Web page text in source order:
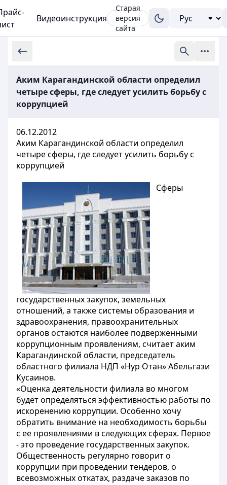
Видеоинструкция
Старая
версия
сайта
Аким Карагандинской области определил
четыре сферы, где следует усилить борьбу с
коррупцией
06.12.2012
Аким Карагандинской области определил
четыре сферы, где следует усилить борьбу с
коррупцией
Сферы
государственных закупок, земельных
отношений, а также системы образования и
здравоохранения, правоохранительных
органов остаются наиболее подверженными
коррупционным проявлениям, считает аким
Карагандинской области, председатель
областного филиала НДП «Нур Отан» Абельгази
Кусаинов.
«Оценка деятельности филиала во многом
будет определяться эффективностью работы по
искоренению коррупции. Особенно хочу
обратить внимание на необходимость борьбы
с ее проявлениями в следующих сферах. Первое
- это проведение государственных закупок.
Общественность регулярно говорит о
коррупции при проведении тендеров, о
всевозможных откатах, раздаче заказов по